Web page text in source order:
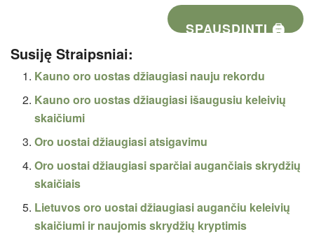
SPAUSDINTI 🖨
Susiję Straipsniai:
Kauno oro uostas džiaugiasi nauju rekordu
Kauno oro uostas džiaugiasi išaugusiu keleivių
skaičiumi
Oro uostai džiaugiasi atsigavimu
Oro uostai džiaugiasi sparčiai augančiais skrydžių
skaičiais
Lietuvos oro uostai džiaugiasi augančiu keleivių
skaičiumi ir naujomis skrydžių kryptimis